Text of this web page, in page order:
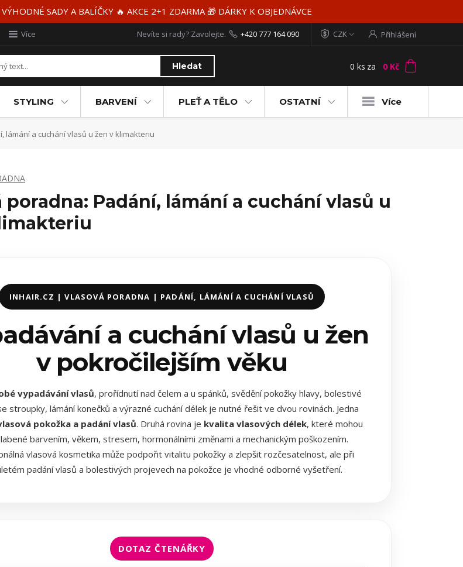
SADY A BALÍČKY 🔥 AKCE 2+1 ZDARMA 🎁 DÁRKY K OBJEDNÁVCE
Více CZK Přihlášení
Hledat
Nevíte si rady? Zavolejte. +420 777 164 090
0 ks za 0 Kč
STYLING BARVENÍ PLEŤ A TĚLO OSTATNÍ Více
lámání a cuchání vlasů u žen v klimakteriu
poradna: Padání, lámání a cuchání vlasů u
INHAIR.CZ | VLASOVÁ PORADNA | PADÁNÍ, LÁMÁNÍ A CUCHÁNÍ VLASŮ
a cuchání vlasů u žen
v pokročilejším věku
vypadávání vlasů, prořídnutí nad čelem a u spánků, svědění pokožky hlavy, bolestivé
stroupky, lámání konečků a výrazné cuchání délek je nutné řešit ve dvou rovinách. Jedna
pokožka a padání vlasů. Druhá rovina je kvalita vlasových délek, které mohou
barvením, věkem, stresem, hormonálními změnami a mechanickým poškozením.
vlasová kosmetika může podpořit vitalitu pokožky a zlepšit rozčesatelnost, ale při
padání vlasů a bolestivých projevech na pokožce je vhodné odborné vyšetření.
DOTAZ ČTENÁŘKY